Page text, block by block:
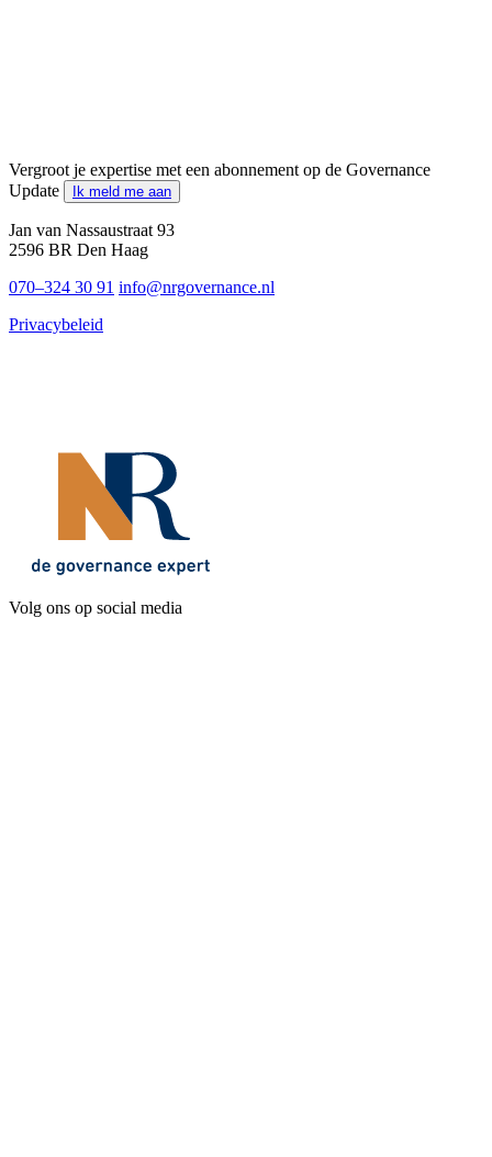
Vergroot je expertise met een abonnement op de Governance
Update
Ik meld me aan
Jan van Nassaustraat 93
2596 BR Den Haag
070–324 30 91 info@nrgovernance.nl
Privacybeleid
Volg ons op social media